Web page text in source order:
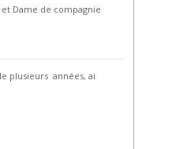
Dame de compagnie
plusieurs années, ai